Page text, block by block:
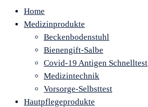
Home
Medizinprodukte
Beckenbodenstuhl
Bienengift-Salbe
Covid-19 Antigen Schnelltest
Medizintechnik
Vorsorge-Selbsttest
Hautpflegeprodukte